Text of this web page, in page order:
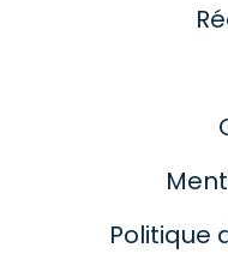
Politique